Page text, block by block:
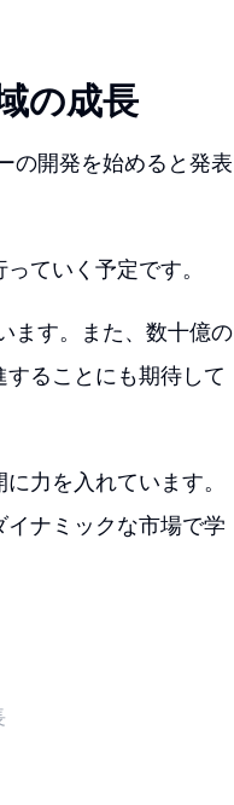
の成長
の開発を始めると発表
ていく予定です。
ます。また、数十億の
ることにも期待して
力を入れています。
ナミックな市場で学